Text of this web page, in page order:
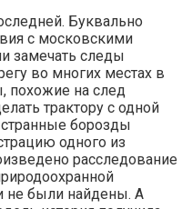
Буквально
с московскими
замечать следы
во многих местах в
похожие на след
трактору с одной
борозды
одного из
расследование
не были найдены. А